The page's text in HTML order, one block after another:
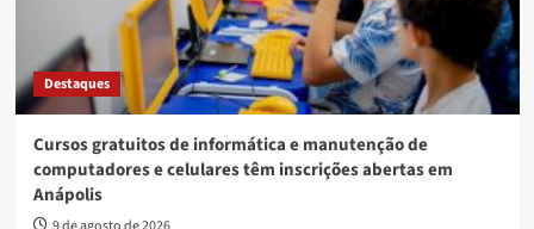
Destaques
Cursos gratuitos de informática e manutenção de
computadores e celulares têm inscrições abertas em
Anápolis